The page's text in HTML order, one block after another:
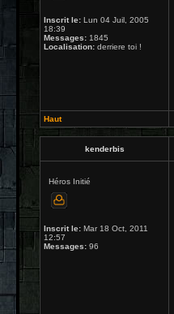
Inscrit le: Lun 04 Juil, 2005
18:39
Messages: 1845
Localisation: derriere toi !
Haut
kenderbis
Héros Initié
Inscrit le: Mar 18 Oct, 2011
12:57
Messages: 96